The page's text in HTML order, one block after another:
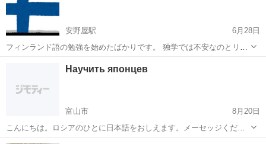
安野屋駅
6月28日
フィンランド語の勉強を始めたばかりです。 独学では不安なのとリア
ルの対面で勉強したいので、フィンランド語を教えられる家庭教師を
Научить японцев
富山市
8月20日
こんにちは。ロシアのひとに日本語をおしえます。メーセッジくださ
い。よろしくおねがいします。 Здравствуйте, Я живу здесь(Тояма).